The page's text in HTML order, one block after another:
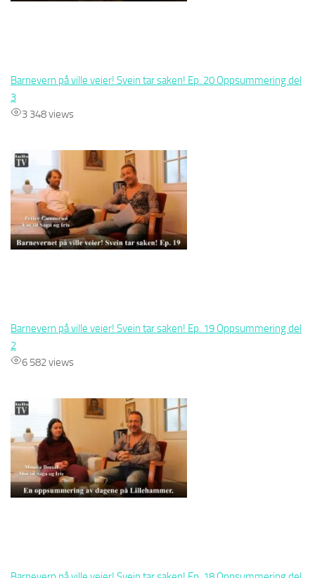
Barnevern på ville veier! Svein tar saken! Ep. 20 Oppsummering del
3
3 348 views
Barnevern på ville veier! Svein tar saken! Ep. 19 Oppsummering del
2
6 582 views